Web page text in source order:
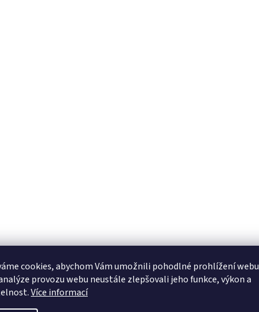
cookies, abychom Vám umožnili pohodlné prohlížení webu
provozu webu neustále zlepšovali jeho funkce, výkon a
Více informací